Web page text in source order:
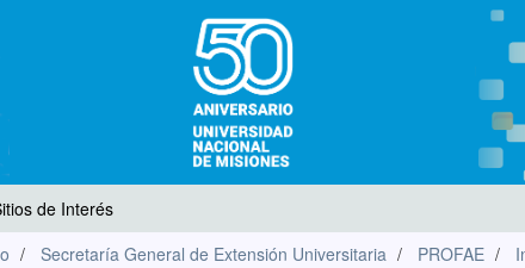
de Interés
Secretaría General de Extensión Universitaria PROFAE